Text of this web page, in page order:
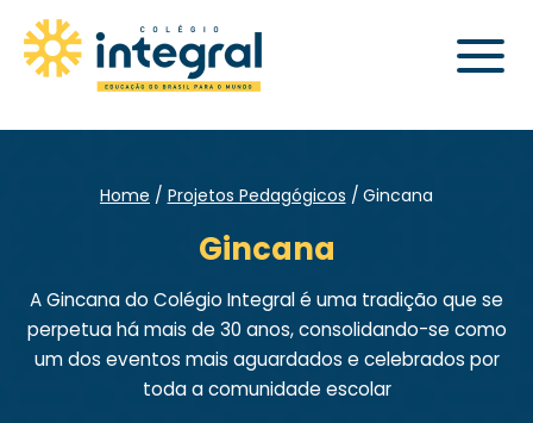
Home Projetos Pedagógicos Gincana
Gincana
A Gincana do Colégio Integral é uma tradição que se
perpetua há mais de 30 anos, consolidando-se como
um dos eventos mais aguardados e celebrados por
toda a comunidade escolar